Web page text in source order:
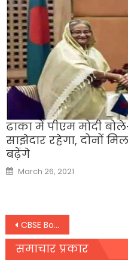
ढाका में पीएम मोदी
साझेदार रहेगा, दोनों
बढ़ेंगे
Posted
on
March 26, 2021
Post
navigation
CBSE Board : सभी स्कूल आज से जमा कर सकते हैं 10वीं-12वीं बोर्ड परीक्षा के लिए LOC
समाचार प्रकार